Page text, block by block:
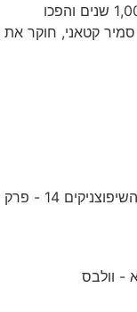
עתאמנה מבשלת מתכונים ששרדו יותר מ 1,000 שנים והפכו
קטאני, חוקר את